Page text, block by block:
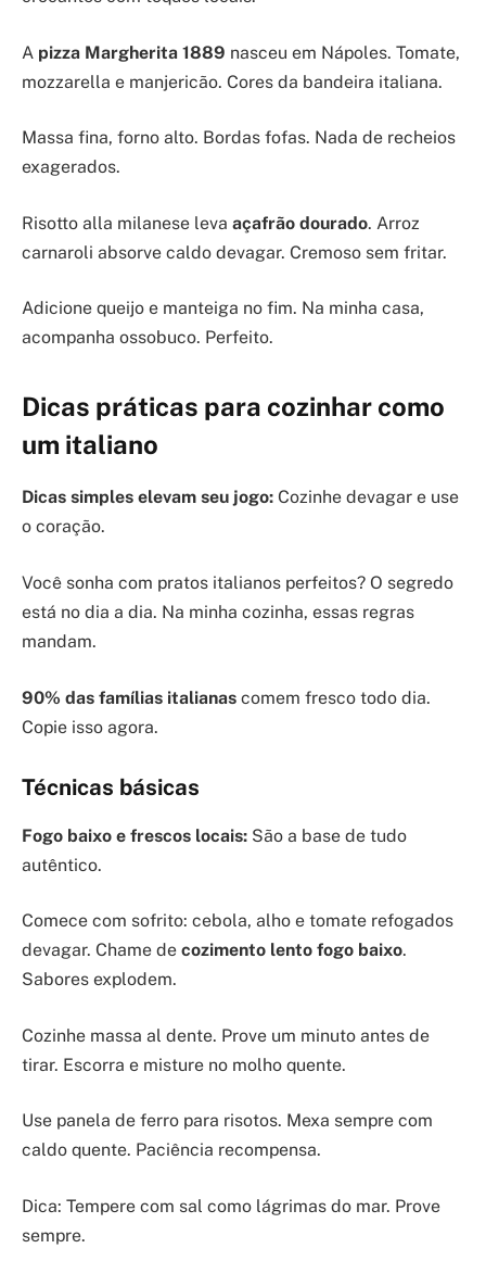
A pizza Margherita 1889 nasceu em Nápoles. Tomate,
mozzarella e manjericão. Cores da bandeira italiana.
Massa fina, forno alto. Bordas fofas. Nada de recheios
exagerados.
Risotto alla milanese leva açafrão dourado. Arroz
carnaroli absorve caldo devagar. Cremoso sem fritar.
Adicione queijo e manteiga no fim. Na minha casa,
acompanha ossobuco. Perfeito.
Dicas práticas para cozinhar como
um italiano
Dicas simples elevam seu jogo: Cozinhe devagar e use
o coração.
Você sonha com pratos italianos perfeitos? O segredo
está no dia a dia. Na minha cozinha, essas regras
mandam.
90% das famílias italianas comem fresco todo dia.
Copie isso agora.
Técnicas básicas
Fogo baixo e frescos locais: São a base de tudo
autêntico.
Comece com sofrito: cebola, alho e tomate refogados
devagar. Chame de cozimento lento fogo baixo.
Sabores explodem.
Cozinhe massa al dente. Prove um minuto antes de
tirar. Escorra e misture no molho quente.
Use panela de ferro para risotos. Mexa sempre com
caldo quente. Paciência recompensa.
Dica: Tempere com sal como lágrimas do mar. Prove
sempre.